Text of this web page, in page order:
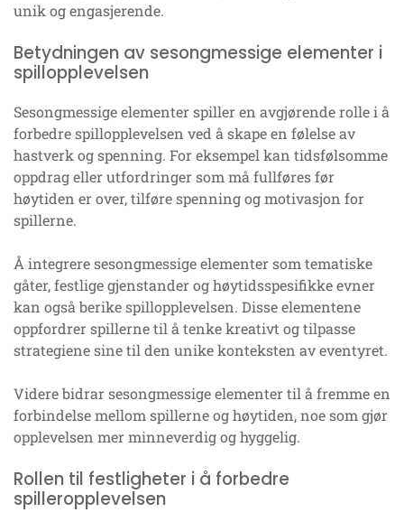
unik og engasjerende.
Betydningen av sesongmessige elementer i
spillopplevelsen
Sesongmessige elementer spiller en avgjørende rolle i å
forbedre spillopplevelsen ved å skape en følelse av
hastverk og spenning. For eksempel kan tidsfølsomme
oppdrag eller utfordringer som må fullføres før
høytiden er over, tilføre spenning og motivasjon for
spillerne.
Å integrere sesongmessige elementer som tematiske
gåter, festlige gjenstander og høytidsspesifikke evner
kan også berike spillopplevelsen. Disse elementene
oppfordrer spillerne til å tenke kreativt og tilpasse
strategiene sine til den unike konteksten av eventyret.
Videre bidrar sesongmessige elementer til å fremme en
forbindelse mellom spillerne og høytiden, noe som gjør
opplevelsen mer minneverdig og hyggelig.
Rollen til festligheter i å forbedre
spilleropplevelsen